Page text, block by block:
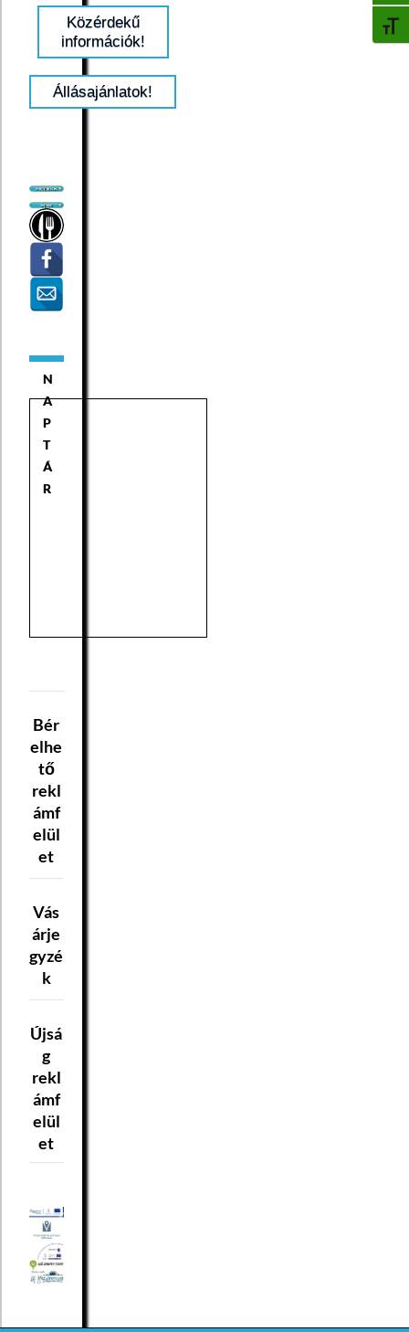
Közérdekű
információk!
Állásajánlatok!
N
A
P
T
Á
R
Bér
elhe
tő
rekl
ámf
elül
et
Vás
árje
gyzé
k
Újsá
g
rekl
ámf
elül
et